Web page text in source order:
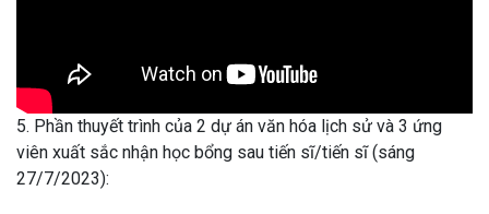
5. Phần thuyết trình của 2 dự án văn hóa lịch sử và 3 ứng
viên xuất sắc nhận học bổng sau tiến sĩ/tiến sĩ (sáng
27/7/2023):